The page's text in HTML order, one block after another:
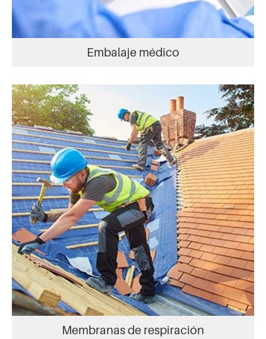
Embalaje médico
Membranas de respiración